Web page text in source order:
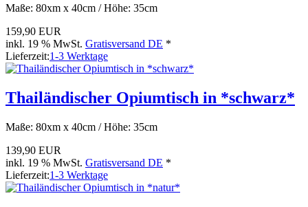
Maße: 80xm x 40cm / Höhe: 35cm
159,90 EUR
inkl. 19 % MwSt. Gratisversand DE *
Lieferzeit:1-3 Werktage
Thailändischer Opiumtisch in *schwarz*
Maße: 80xm x 40cm / Höhe: 35cm
139,90 EUR
inkl. 19 % MwSt. Gratisversand DE *
Lieferzeit:1-3 Werktage